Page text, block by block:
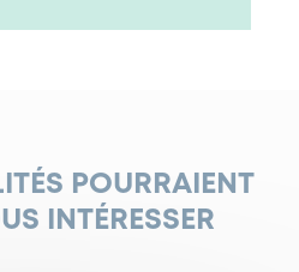
POURRAIENT
INTÉRESSER